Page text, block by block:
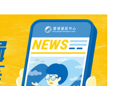
瑤（Candy）先教大家在海
有狀況了，需要鄰船注意，
上哨子，緊急狀況可以求救
與家長划的是村子裡大家親
練Candy表示，「會選擇愛
閒運動的船筏，包含亞奧運